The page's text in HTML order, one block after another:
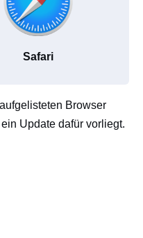
Safari
Browser
Update dafür vorliegt.